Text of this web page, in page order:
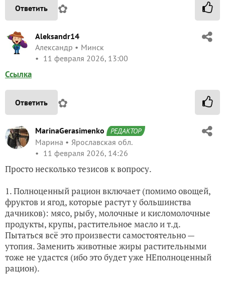
Ответить ✿
Aleksandr14
Александр
Минск
11 февраля 2026, 13:00
Ссылка
Ответить ✿
MarinaGerasimenko РЕДАКТОР
Марина
Ярославская обл.
11 февраля 2026, 14:26
Просто несколько тезисов к вопросу.
1. Полноценный рацион включает (помимо овощей,
фруктов и ягод, которые растут у большинства
дачников): мясо, рыбу, молочные и кисломолочные
продукты, крупы, растительное масло и т.д.
Пытаться всё это произвести самостоятельно —
утопия. Заменить животные жиры растительными
тоже не удастся (ибо это будет уже НЕполноценный
рацион).